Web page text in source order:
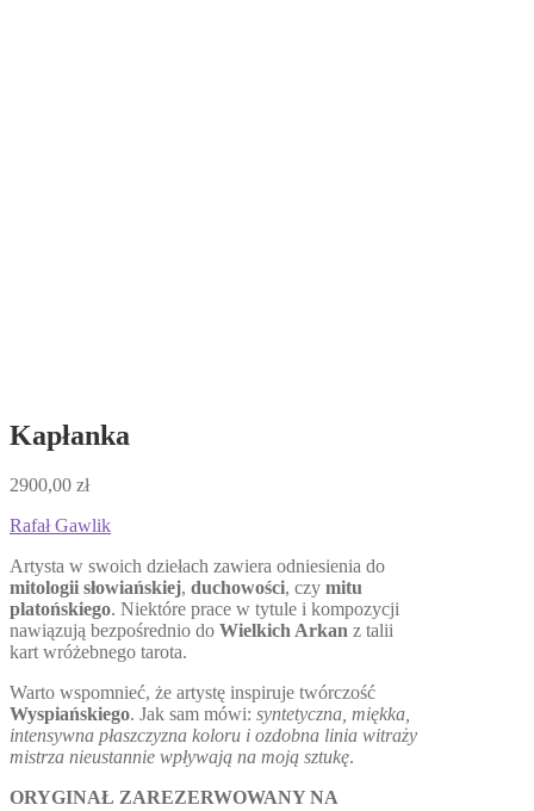
Kapłanka
2900,00 zł
Rafał Gawlik
Artysta w swoich dziełach zawiera odniesienia do
mitologii słowiańskiej, duchowości, czy mitu
platońskiego. Niektóre prace w tytule i kompozycji
nawiązują bezpośrednio do Wielkich Arkan z talii
kart wróżebnego tarota.
Warto wspomnieć, że artystę inspiruje twórczość
Wyspiańskiego. Jak sam mówi: syntetyczna, miękka,
intensywna płaszczyzna koloru i ozdobna linia witraży
mistrza nieustannie wpływają na moją sztukę.
ORYGINAŁ ZAREZERWOWANY NA